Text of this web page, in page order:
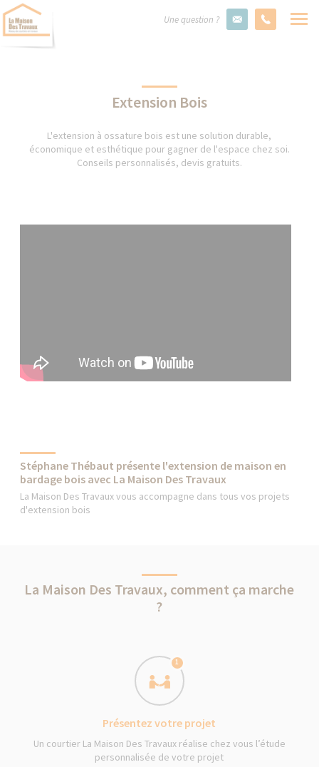
Une question ?
Extension Bois
L'extension à ossature bois est une solution durable,
économique et esthétique pour gagner de l'espace chez soi.
Conseils personnalisés, devis gratuits.
Stéphane Thébaut présente l'extension de maison en
bardage bois avec La Maison Des Travaux
La Maison Des Travaux vous accompagne dans tous vos projets
d'extension bois
La Maison Des Travaux, comment ça marche
?
1
Présentez votre projet
Un courtier La Maison Des Travaux réalise chez vous l’étude
personnalisée de votre projet